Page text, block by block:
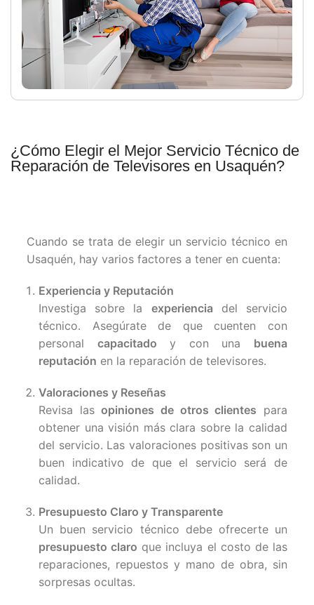
¿Cómo Elegir el Mejor Servicio Técnico de
Reparación de Televisores en Usaquén?
Cuando se trata de elegir un servicio técnico en
Usaquén, hay varios factores a tener en cuenta:
Experiencia y Reputación
Investiga sobre la experiencia del servicio
técnico. Asegúrate de que cuenten con
personal capacitado y con una buena
reputación en la reparación de televisores.
Valoraciones y Reseñas
Revisa lasopiniones de otros clientes para
obtener una visión más clara sobre la calidad
del servicio. Las valoraciones positivas son un
buen indicativo de que el servicio será de
calidad.
Presupuesto Claro y Transparente
Un buen servicio técnico debe ofrecerte un
presupuesto claro que incluya el costo de las
reparaciones, repuestos y mano de obra, sin
sorpresas ocultas.